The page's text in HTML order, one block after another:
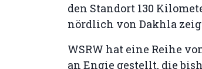
den Standort 130
nördlich von Dakhla
WSRW hat eine Reihe
an Engie gestellt, die